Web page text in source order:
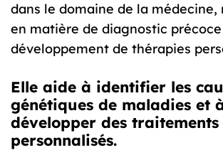
dans le domaine de la
en matière de diagnostic
développement de thérapies
Elle aide à identifier les
génétiques de maladies et
développer des traitements
personnalisés.